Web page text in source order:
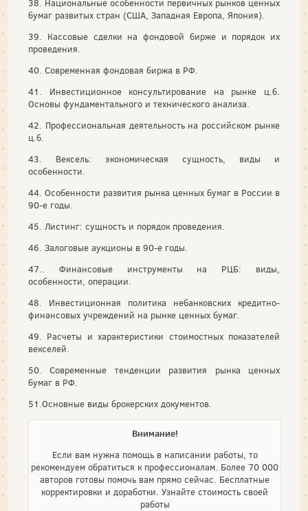
38. Национальные особенности первичных рынков ценных
бумаг развитых стран (США, Западная Европа, Япония).
39. Кассовые сделки на фондовой бирже и порядок их
проведения.
40. Современная фондовая биржа в РФ.
41. Инвестиционное консультирование на рынке ц.б.
Основы фундаментального и технического анализа.
42. Профессиональная деятельность на российском рынке
ц.б.
43. Вексель: экономическая сущность, виды и
особенности.
44. Особенности развития рынка ценных бумаг в России в
90-е годы.
45. Листинг: сущность и порядок проведения.
46. Залоговые аукционы в 90-е годы.
47.. Финансовые инструменты на РЦБ: виды,
особенности, операции.
48. Инвестиционная политика небанковских кредитно-
финансовых учреждений на рынке ценных бумаг.
49. Расчеты и характеристики стоимостных показателей
векселей.
50. Современные тенденции развития рынка ценных
бумаг в РФ.
51.Основные виды брокерских документов.
Внимание!
Если вам нужна помощь в написании работы, то
рекомендуем обратиться к профессионалам. Более 70 000
авторов готовы помочь вам прямо сейчас. Бесплатные
корректировки и доработки. Узнайте стоимость своей
работы